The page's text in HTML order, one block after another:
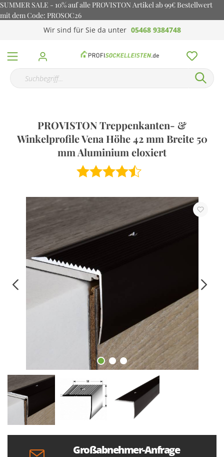
SUMMER SALE - 10% auf alle PROVISTON Artikel ab 99€ Bestellwert
mit dem Code: PROSOC26
Wir sind für Sie da unter 05468 9384748
PROVISTON Treppenkanten- &
Winkelprofile Vena Höhe 42 mm Breite 50
mm Aluminium eloxiert
Großabnehmer-Anfrage